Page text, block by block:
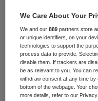
hulpmiddelen of
Bovendien
en ouder minder
ICT-vaardigheden.
Dat komt naar
500 care-
We Care About Your
We and our889 partners store
or unique identifiers, on your
technologies to support the
process data to provide.
disable them. If trackers are
be as relevant to you. You can
withdraw consent at any time
bottom of the webpage. Your
more details, refer to our Privacy